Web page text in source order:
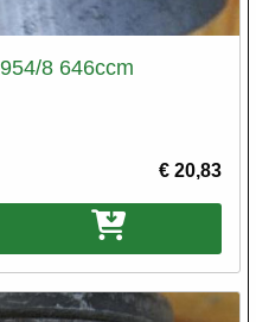
8 646ccm
€ 20,83